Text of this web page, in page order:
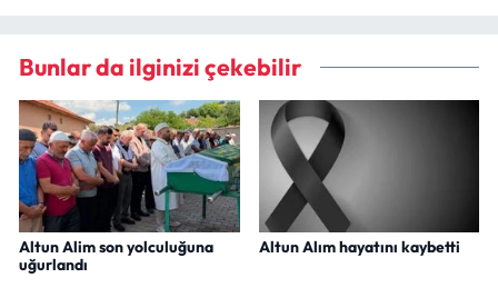
Bunlar da ilginizi çekebilir
Altun Alim son yolculuğuna
uğurlandı
Altun Alım hayatını kaybetti